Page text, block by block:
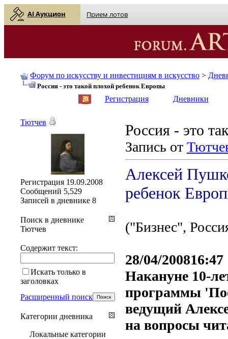
AI Аукцион Прием лотов
Форум по искусству и инвестициям в искусство >
Россия - это такой плохой ребенок Европы
Регистрация Дневники
Россия - это
Запись от
Алексей
ребенок
("Бизнес",
28/04/200816:47
Накануне 10-
программы
ведущий
на вопросы
Тютчев
Регистрация 19.09.2008
Сообщений 5,529
Записей в дневнике 8
Поиск в дневнике
Тютчев
Содержит текст:
Искать только в
заголовках
Расширенный поиск
Категории дневника
Локальные категории